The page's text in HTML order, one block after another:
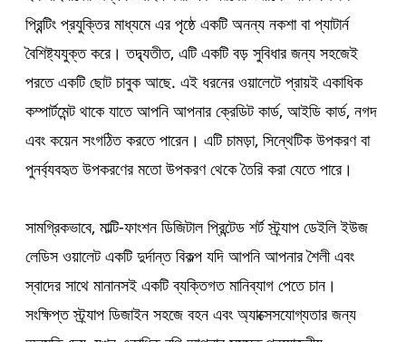
প্রিন্টিং প্রযুক্তির মাধ্যমে এর পৃষ্ঠে একটি অনন্য নকশা বা প্যাটার্ন
বৈশিষ্ট্যযুক্ত করে। তদ্ব্যতীত, এটি একটি বড় সুবিধার জন্য সহজেই
পরতে একটি ছোট চাবুক আছে. এই ধরনের ওয়ালেটে প্রায়ই একাধিক
কম্পার্টমেন্ট থাকে যাতে আপনি আপনার ক্রেডিট কার্ড, আইডি কার্ড, নগদ
এবং কয়েন সংগঠিত করতে পারেন। এটি চামড়া, সিন্থেটিক উপকরণ বা
পুনর্ব্যবহৃত উপকরণের মতো উপকরণ থেকে তৈরি করা যেতে পারে।
সামগ্রিকভাবে, মাল্টি-ফাংশন ডিজিটাল প্রিন্টেড শর্ট স্ট্র্যাপ ডেইলি ইউজ
লেডিস ওয়ালেট একটি দুর্দান্ত বিকল্প যদি আপনি আপনার শৈলী এবং
স্বাদের সাথে মানানসই একটি ব্যক্তিগত মানিব্যাগ পেতে চান।
সংক্ষিপ্ত স্ট্র্যাপ ডিজাইন সহজে বহন এবং অ্যাক্সেসযোগ্যতার জন্য